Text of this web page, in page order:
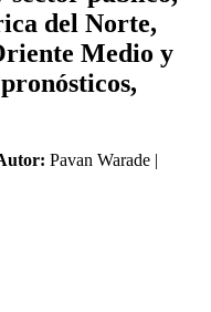
del Norte,
Medio y
Pavan Warade |